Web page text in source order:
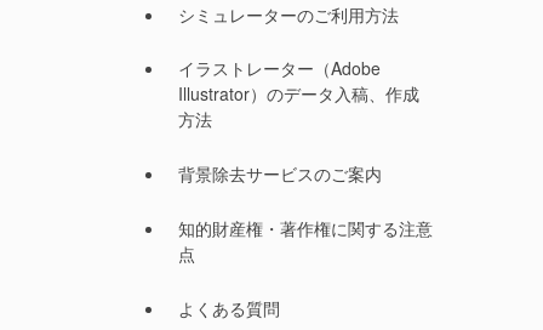
シミュレーターのご利用方法
イラストレーター（Adobe
Illustrator）のデータ入稿、作成
方法
背景除去サービスのご案内
知的財産権・著作権に関する注意
点
よくある質問